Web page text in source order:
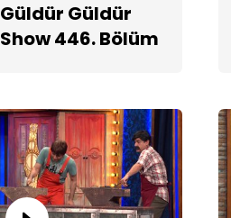
Güldür Güldür
Show 446. Bölüm